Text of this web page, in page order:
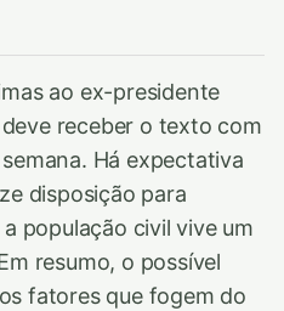
ao ex-presidente
receber o texto com
Há expectativa
disposição para
população civil vive um
resumo, o possível
fatores que fogem do